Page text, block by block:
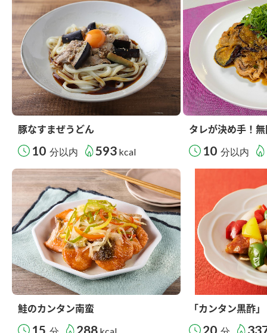
豚なすまぜうどん
10 分以内 593 kcal
タレが決め手！
10 分以内
鮭のカンタン南蛮
15 288
「カンタン黒酢
20